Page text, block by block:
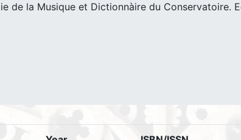
de la Musique et Dictionnàire du Conservatoire.